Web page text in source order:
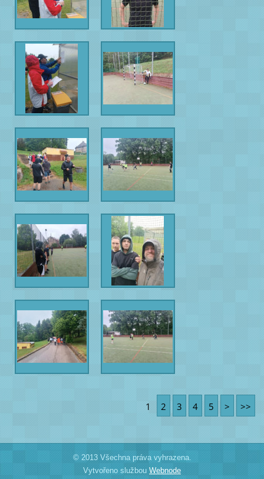
1 2 3 4 5 > >>
© 2013 Všechna práva vyhrazena.
Vytvořeno službou Webnode